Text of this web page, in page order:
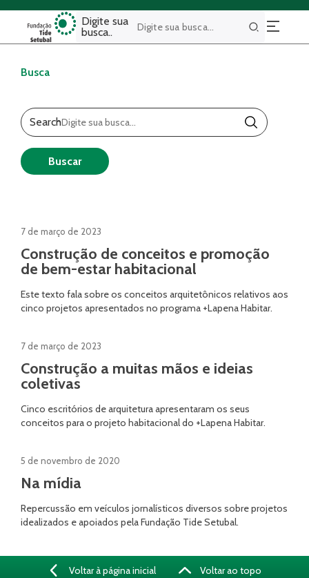
Digite sua
busca..
Buscar
Busca
Search
Buscar
7 de março de 2023
Construção de conceitos e promoção
de bem-estar habitacional
Este texto fala sobre os conceitos arquitetônicos relativos aos
cinco projetos apresentados no programa +Lapena Habitar.
7 de março de 2023
Construção a muitas mãos e ideias
coletivas
Cinco escritórios de arquitetura apresentaram os seus
conceitos para o projeto habitacional do +Lapena Habitar.
5 de novembro de 2020
Na mídia
Repercussão em veículos jornalísticos diversos sobre projetos
idealizados e apoiados pela Fundação Tide Setubal.
Voltar à página inicial Voltar ao topo